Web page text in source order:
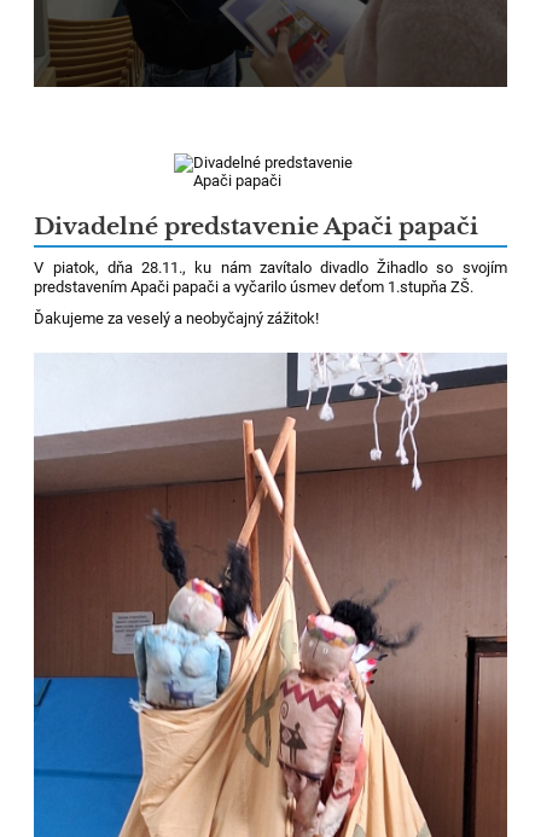
Divadelné predstavenie Apači papači
V piatok, dňa 28.11., ku nám zavítalo divadlo Žihadlo so svojím
predstavením Apači papači a vyčarilo úsmev deťom 1.stupňa ZŠ.
Ďakujeme za veselý a neobyčajný zážitok!